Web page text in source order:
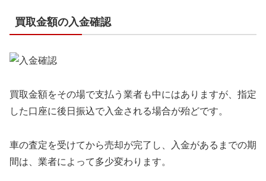
買取金額の入金確認
買取金額をその場で支払う業者も中にはありますが、指定
した口座に後日振込で入金される場合が殆どです。
車の査定を受けてから売却が完了し、入金があるまでの期
間は、業者によって多少変わります。